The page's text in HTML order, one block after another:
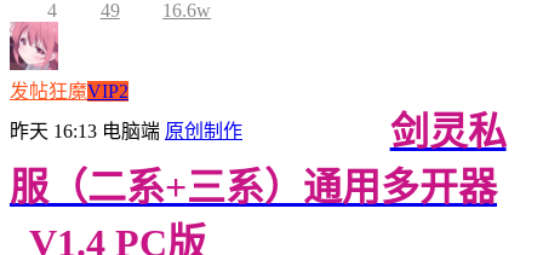
4
49 16.6w
发帖狂魔VIP2
昨天 16:13 电脑端 原创制作
剑灵私
服（二系+三系）通用多开器
_V1.4 PC版